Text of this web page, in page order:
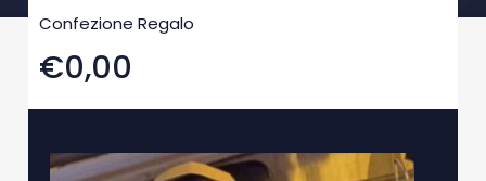
Confezione Regalo
€0,00